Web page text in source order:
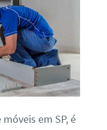
em SP, é